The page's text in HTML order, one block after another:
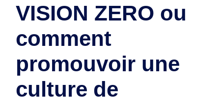
VISION ZERO ou
comment
promouvoir une
culture de